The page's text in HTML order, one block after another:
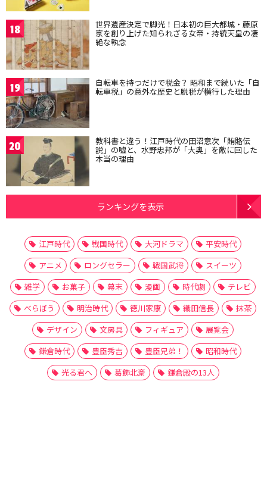
18 世界遺産決定で脚光！日本初の巨大都城・藤原
京を創り上げた知られざる女帝・持統天皇の凄
絶な執念
19 自転車を持つだけで税金？ 昭和まで続いた「自
転車税」の意外な歴史と脱税が横行した理由
20 教科書と違う！江戸時代の田沼意次「賄賂伝
説」の嘘と、水野忠邦が「大奥」を敵に回した
本当の理由
ランキングを表示
江戸時代 戦国時代 大河ドラマ
平安時代
アニメ
ロングセラー 戦国武将
スイーツ
雑学
お菓子 幕末 漫画 時代劇
テレビ
べらぼう
明治時代 徳川家康 織田信長
抹茶
デザイン
文房具 フィギュア
展覧会
鎌倉時代
豊臣秀吉 豊臣兄弟！
昭和時代
光る君へ
葛飾北斎 鎌倉殿の13人